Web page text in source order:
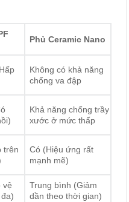
Phủ Ceramic Nano
Không có khả năng
chống va đập
Khả năng chống trầy
xước ở mức thấp
trên
Có (Hiệu ứng rất
mạnh mẽ)
vệ
Trung bình (Giảm
dần theo thời gian)